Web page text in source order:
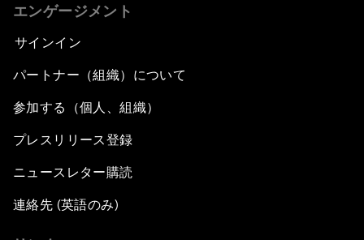
エンゲージメント
サインイン
パートナー（組織）について
参加する（個人、組織）
プレスリリース登録
ニュースレター購読
連絡先 (英語のみ)